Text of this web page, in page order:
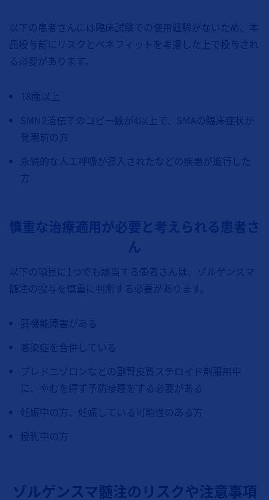
以下の患者さんには臨床試験での使用経験がないため、本
品投与前にリスクとベネフィットを考慮した上で投与され
る必要があります。
18歳以上
SMN2遺伝子のコピー数が4以上で、SMAの臨床症状が
発現前の方
永続的な人工呼吸が導入されたなどの疾患が進行した
方
慎重な治療適用が必要と考えられる患者さ
ん
以下の項目に1つでも該当する患者さんは、ゾルゲンスマ
髄注の投与を慎重に判断する必要があります。
肝機能障害がある
感染症を合併している
プレドニゾロンなどの副腎皮質ステロイド剤服用中
に、やむを得ず予防接種をする必要がある
妊娠中の方、妊娠している可能性のある方
授乳中の方
ゾルゲンスマ髄注のリスクや注意事項